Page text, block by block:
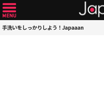
手洗いをしっかりしよう！Japaaan